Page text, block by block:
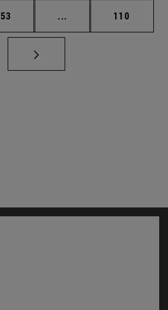
Página
53 ... Páginas intermedias
Página
110